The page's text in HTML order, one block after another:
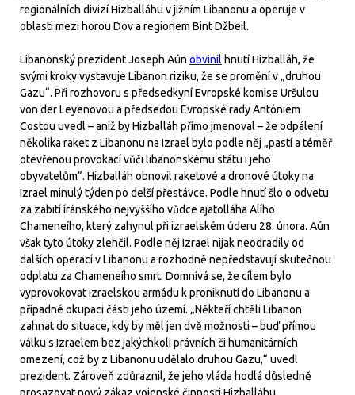
regionálních divizí Hizballáhu v jižním Libanonu a operuje v
oblasti mezi horou Dov a regionem Bint Džbeil.
Libanonský prezident Joseph Aún obvinil hnutí Hizballáh, že
svými kroky vystavuje Libanon riziku, že se promění v „druhou
Gazu“. Při rozhovoru s předsedkyní Evropské komise Uršulou
von der Leyenovou a předsedou Evropské rady Antóniem
Costou uvedl – aniž by Hizballáh přímo jmenoval – že odpálení
několika raket z Libanonu na Izrael bylo podle něj „pastí a téměř
otevřenou provokací vůči libanonskému státu i jeho
obyvatelům“. Hizballáh obnovil raketové a dronové útoky na
Izrael minulý týden po delší přestávce. Podle hnutí šlo o odvetu
za zabití íránského nejvyššího vůdce ajatolláha Alího
Chameneího, který zahynul při izraelském úderu 28. února. Aún
však tyto útoky zlehčil. Podle něj Izrael nijak neodradily od
dalších operací v Libanonu a rozhodně nepředstavují skutečnou
odplatu za Chameneího smrt. Domnívá se, že cílem bylo
vyprovokovat izraelskou armádu k proniknutí do Libanonu a
případné okupaci části jeho území. „Někteří chtěli Libanon
zahnat do situace, kdy by měl jen dvě možnosti – buď přímou
válku s Izraelem bez jakýchkoli právních či humanitárních
omezení, což by z Libanonu udělalo druhou Gazu,“ uvedl
prezident. Zároveň zdůraznil, že jeho vláda hodlá důsledně